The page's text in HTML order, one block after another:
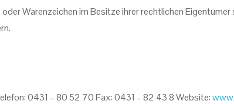
Warenzeichen im Besitze ihrer rechtlichen Eigentümer
0431 – 80 52 70 Fax: 0431 – 82 43 8 Website: